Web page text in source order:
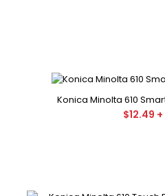
Konica Minolta 610
$12.49 +